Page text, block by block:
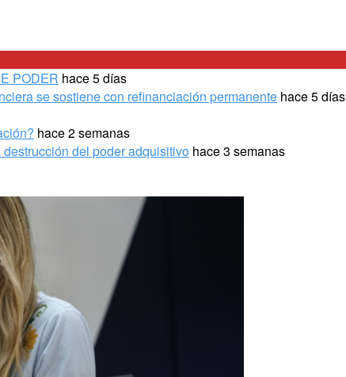
PODER hace 5 días
se sostiene con refinanciación permanente hace 5 días
hace 2 semanas
del poder adquisitivo hace 3 semanas